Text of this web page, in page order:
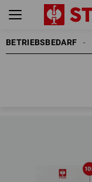
BETRIEBSBEDARF